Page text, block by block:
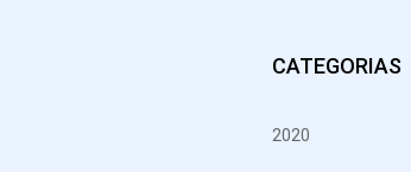
CATEGORIAS
2020